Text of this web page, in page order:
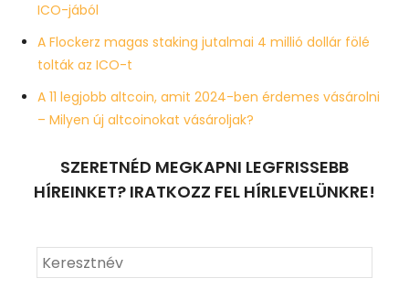
ICO-jából
A Flockerz magas staking jutalmai 4 millió dollár fölé
tolták az ICO-t
A 11 legjobb altcoin, amit 2024-ben érdemes vásárolni
– Milyen új altcoinokat vásároljak?
SZERETNÉD MEGKAPNI LEGFRISSEBB
HÍREINKET? IRATKOZZ FEL HÍRLEVELÜNKRE!